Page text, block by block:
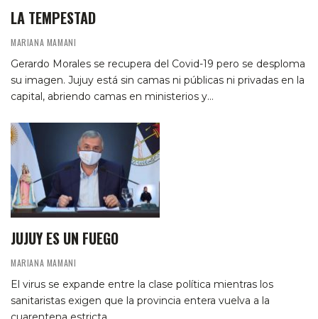
LA TEMPESTAD
MARIANA MAMANI
Gerardo Morales se recupera del Covid-19 pero se desploma
su imagen. Jujuy está sin camas ni públicas ni privadas en la
capital, abriendo camas en ministerios y…
JUJUY ES UN FUEGO
MARIANA MAMANI
El virus se expande entre la clase política mientras los
sanitaristas exigen que la provincia entera vuelva a la